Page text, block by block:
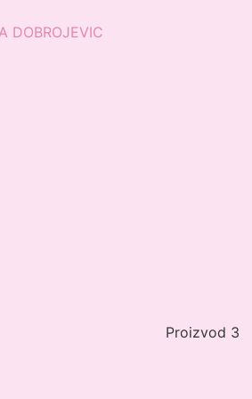
Proizvod 3